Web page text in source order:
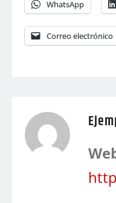
WhatsApp
Correo electrónico